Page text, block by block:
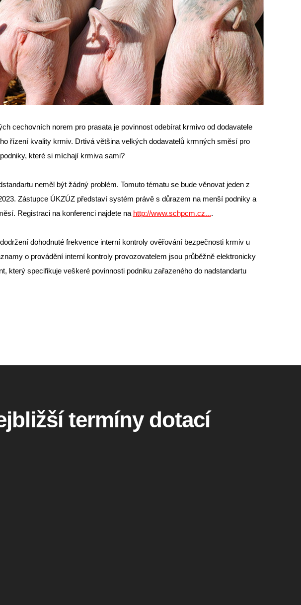
cechovních norem pro prasata je povinnost odebírat krmivo od dodavatele
řízení kvality krmiv. Drtivá většina velkých dodavatelů krmných směsí pro
které si míchají krmiva sami?
neměl být žádný problém. Tomuto tématu se bude věnovat jeden z
Zástupce ÚKZÚZ představí systém právě s důrazem na menší podniky a
Registraci na konferenci najdete na http://www.schpcm.cz....
dohodnuté frekvence interní kontroly ověřování bezpečnosti krmiv u
o provádění interní kontroly provozovatelem jsou průběžně elektronicky
který specifikuje veškeré povinnosti podniku zařazeného do nadstandartu
termíny dotací